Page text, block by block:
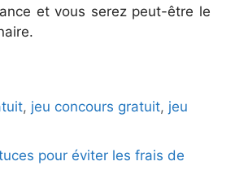
et vous serez peut-être le
, jeu concours gratuit, jeu
pour éviter les frais de